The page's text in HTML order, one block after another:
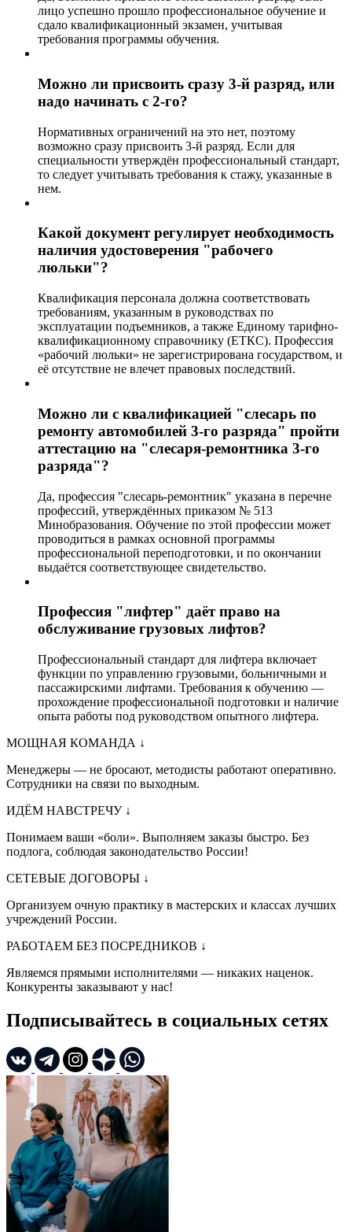
лицо успешно прошло профессиональное обучение и
сдало квалификационный экзамен, учитывая
требования программы обучения.
Можно ли присвоить сразу 3-й разряд, или
надо начинать с 2-го?
Нормативных ограничений на это нет, поэтому
возможно сразу присвоить 3-й разряд. Если для
специальности утверждён профессиональный стандарт,
то следует учитывать требования к стажу, указанные в
нем.
Какой документ регулирует необходимость
наличия удостоверения "рабочего
люльки"?
Квалификация персонала должна соответствовать
требованиям, указанным в руководствах по
эксплуатации подъемников, а также Единому тарифно-
квалификационному справочнику (ЕТКС). Профессия
«рабочий люльки» не зарегистрирована государством, и
её отсутствие не влечет правовых последствий.
Можно ли с квалификацией "слесарь по
ремонту автомобилей 3-го разряда" пройти
аттестацию на "слесаря-ремонтника 3-го
разряда"?
Да, профессия "слесарь-ремонтник" указана в перечне
профессий, утверждённых приказом № 513
Минобразования. Обучение по этой профессии может
проводиться в рамках основной программы
профессиональной переподготовки, и по окончании
выдаётся соответствующее свидетельство.
Профессия "лифтер" даёт право на
обслуживание грузовых лифтов?
Профессиональный стандарт для лифтера включает
функции по управлению грузовыми, больничными и
пассажирскими лифтами. Требования к обучению —
прохождение профессиональной подготовки и наличие
опыта работы под руководством опытного лифтера.
МОЩНАЯ КОМАНДА ↓
Менеджеры — не бросают, методисты работают оперативно.
Сотрудники на связи по выходным.
ИДЁМ НАВСТРЕЧУ ↓
Понимаем ваши «боли». Выполняем заказы быстро. Без
подлога, соблюдая законодательство России!
СЕТЕВЫЕ ДОГОВОРЫ ↓
Организуем очную практику в мастерских и классах лучших
учреждений России.
РАБОТАЕМ БЕЗ ПОСРЕДНИКОВ ↓
Являемся прямыми исполнителями — никаких наценок.
Конкуренты заказывают у нас!
Подписывайтесь в социальных сетях